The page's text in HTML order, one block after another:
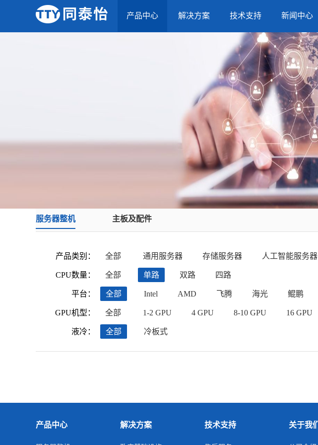
产品中心 解决方案 技术支持 新闻中心
服务器整机 主板及配件
产品类别：
CPU数量：
平台：
GPU机型：
液冷：
全部 通用服务器 存储服务器 人工智能服务器
全部 单路 双路 四路
全部 Intel AMD 飞腾 海光 鲲鹏
全部 1-2 GPU 4 GPU 8-10 GPU 16 GPU
全部 冷板式
产品中心 解决方案 技术支持 关于我们